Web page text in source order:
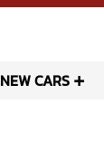
NEW CARS